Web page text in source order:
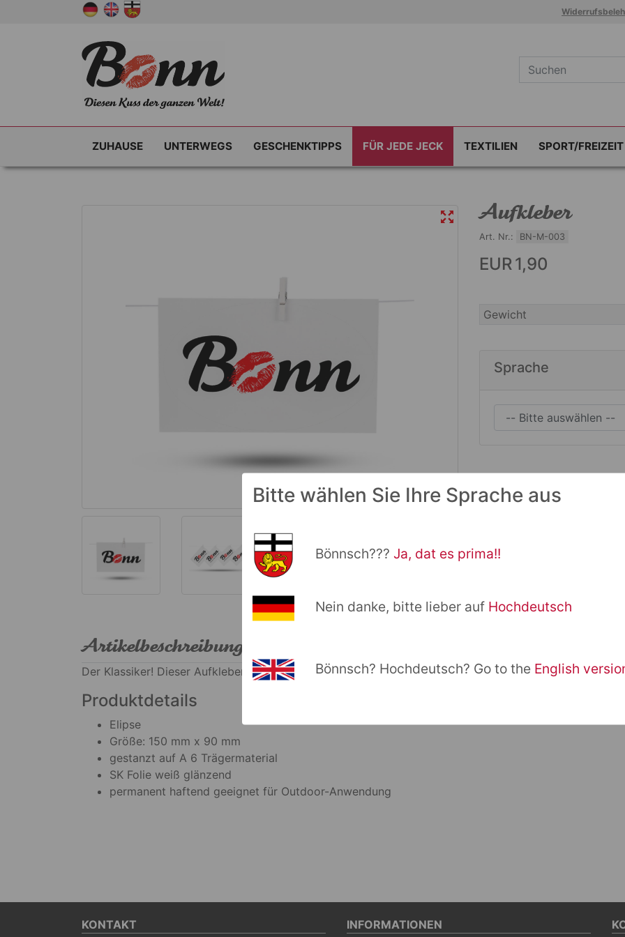
Bitte wählen Sie Ihre Sprache aus
Bönnsch??? Ja, dat es prima!!
Nein danke, bitte lieber auf Hochdeutsch
Bönnsch? Hochdeutsch? Go to the English
ZUHAUSE UNTERWEGS GESCHENKTIPPS FÜR JEDE JECK TEXTILIEN SPORT/FREIZEIT
Aufkleber
Art. Nr.: BN-M-003
EUR 1,90
Gewicht
Sprache
Artikelbeschreibung
Der Klassiker! Dieser Aufkleber ziert Kofferraumklappen, Pakete, Türen und natürlich auch alles
Produktdetails
Elipse
Größe: 150 mm x 90 mm
gestanzt auf A 6 Trägermaterial
SK Folie weiß glänzend
permanent haftend geeignet für Outdoor-Anwendung
KONTAKT INFORMATIONEN